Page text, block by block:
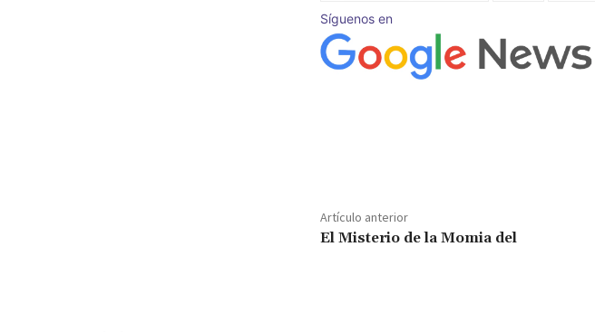
Síguenos en
Artículo anterior
El Misterio de la Momia del